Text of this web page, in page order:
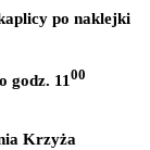
po naklejki
godz. 1100
Krzyża